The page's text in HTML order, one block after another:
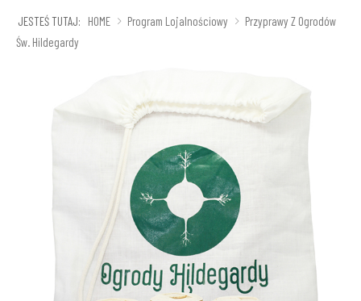
JESTEŚ TUTAJ: HOME Program Lojalnościowy
Przyprawy Z Ogrodów
Św. Hildegardy